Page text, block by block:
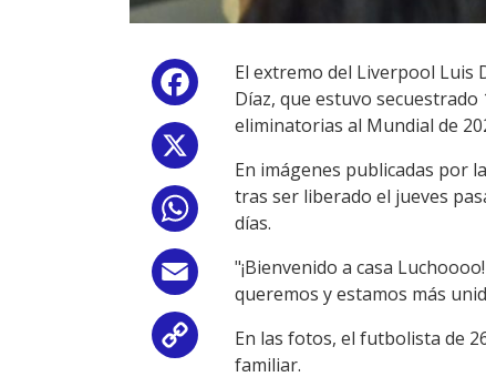
Facebook
WhatsApp
Email
Copy
El extremo del Liverpool Luis
Díaz, que estuvo
eliminatorias al Mundial de
En imágenes publicadas por
tras ser liberado el jueves
días.
"¡Bienvenido a casa
queremos y estamos más
En las fotos, el futbolista de
familiar.